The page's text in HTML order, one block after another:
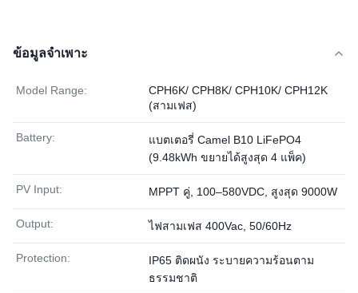
ข้อมูลจำเพาะ
Model Range:
CPH6K/ CPH8K/ CPH10K/ CPH12K
(สามเฟส)
Battery:
แบตเตอรี่ Camel B10 LiFePO4
(9.48kWh ขยายได้สูงสุด 4 แพ็ค)
PV Input: MPPT คู่, 100–580VDC, สูงสุด 9000W
Output: ไฟสามเฟส 400Vac, 50/60Hz
Protection:
IP65 ติดผนัง ระบายความร้อนตาม
ธรรมชาติ